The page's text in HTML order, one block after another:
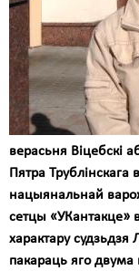
верасьня Віцебскі
Пятра Трублінскага
нацыянальнай
сетцы «УКантакце»
характару
пакараць яго двума